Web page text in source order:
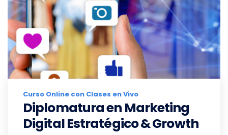
Curso Online con Clases en Vivo
Diplomatura en Marketing
Digital Estratégico & Growth